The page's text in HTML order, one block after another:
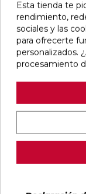
BLANCO
NATURAL
Ref:
Baldocer
(IVA
favorite
/
Esta tienda te
rendimiento,
sociales y las
para ofrecerte
personalizados.
procesamiento